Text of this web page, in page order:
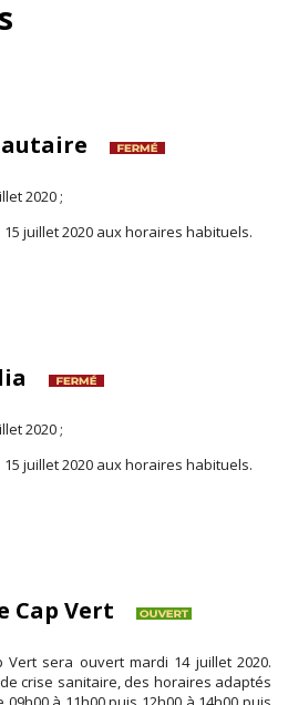
2020 ;
juillet 2020 aux horaires habituels.
2020 ;
juillet 2020 aux horaires habituels.
Cap Vert
Vert sera ouvert mardi 14 juillet 2020.
crise sanitaire, des horaires adaptés